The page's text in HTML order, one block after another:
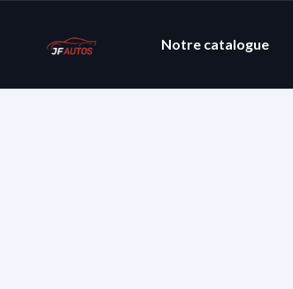
Notre catalogue